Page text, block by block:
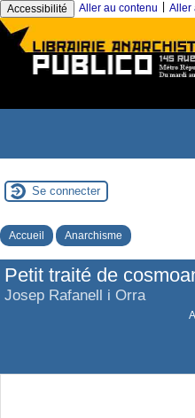
Accessibilité Aller au contenu Aller
Se connecter
Accueil Anarchisme
Petit traité de
Josep Rafanell i Orra